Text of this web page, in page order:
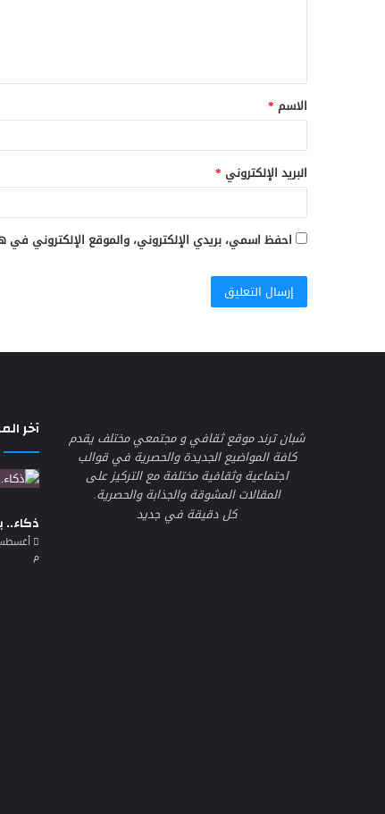
ق
*
الاسم *
البريد الإلكتروني *
احفظ اسمي، بريدي الإلكتروني، والموقع الإلكتروني
شبان ترند موقع ثقافي و مجتمعي مختلف يقدم
كافة المواضيع الجديدة والحصرية في قوالب
اجتماعية وثقافية مختلفة مع التركيز على
المقالات المشوقة والجذابة والحصرية.
كل دقيقة في جديد
آخر
م